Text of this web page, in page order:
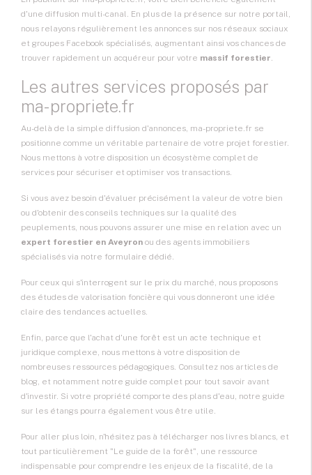
d'une diffusion multi-canal. En plus de la présence sur notre portail,
nous relayons régulièrement les annonces sur nos réseaux sociaux
et groupes Facebook spécialisés, augmentant ainsi vos chances de
trouver rapidement un acquéreur pour votre massif forestier.
Les autres services proposés par
ma-propriete.fr
Au-delà de la simple diffusion d'annonces, ma-propriete.fr se
positionne comme un véritable partenaire de votre projet forestier.
Nous mettons à votre disposition un écosystème complet de
services pour sécuriser et optimiser vos transactions.
Si vous avez besoin d'évaluer précisément la valeur de votre bien
ou d'obtenir des conseils techniques sur la qualité des
peuplements, nous pouvons assurer une mise en relation avec un
expert forestier en Aveyron ou des agents immobiliers
spécialisés via notre formulaire dédié.
Pour ceux qui s'interrogent sur le prix du marché, nous proposons
des études de valorisation foncière qui vous donneront une idée
claire des tendances actuelles.
Enfin, parce que l'achat d'une forêt est un acte technique et
juridique complexe, nous mettons à votre disposition de
nombreuses ressources pédagogiques. Consultez nos articles de
blog, et notamment notre guide complet pour tout savoir avant
d'investir. Si votre propriété comporte des plans d'eau, notre guide
sur les étangs pourra également vous être utile.
Pour aller plus loin, n'hésitez pas à télécharger nos livres blancs, et
tout particulièrement "Le guide de la forêt", une ressource
indispensable pour comprendre les enjeux de la fiscalité, de la